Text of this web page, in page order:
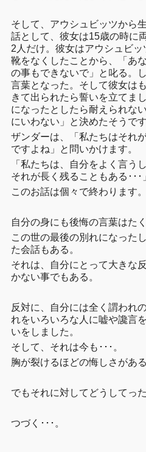
そして、アウシュビッツから
話として、彼女は15歳の時に
2人だけ。彼女はアウシュビ
靴をなくしたことから、「あ
の事もできないで」と叱る。
言葉となった。そして彼女は
きて出られたら誓いを立てま
になったとしたら耐えられな
にいわない」と決めたそうです
ザンダーは、「私たちはそれ
ですよね」と問いかけます。
「私たちは、自分をよく言う
それが長く残ることもある･･･
このお話は個々で終わります。
自分の身にも後悔の言葉はた
この世の最後の別れになった
た会話もある。
それは、自分にとって大きな
かない事でもある。
反対に、自分には全く謂われ
れをいろいろな人に嘘や讒言
いをしました。
そして、それは今も･･･。
胸が裂けるほどの悔しさがある
でもそれに対してどうしてっ
つづく･･･。